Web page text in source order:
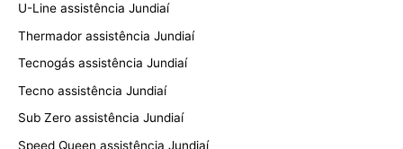
U-Line assistência Jundiaí
Thermador assistência Jundiaí
Tecnogás assistência Jundiaí
Tecno assistência Jundiaí
Sub Zero assistência Jundiaí
Speed Queen assistência Jundiaí